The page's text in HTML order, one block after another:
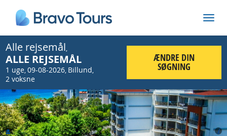
Alle rejsemål,
ALLE REJSEMÅL
1 uge,09-08-2026, Billund,
2 voksne
ÆNDRE DIN
SØGNING
Prev